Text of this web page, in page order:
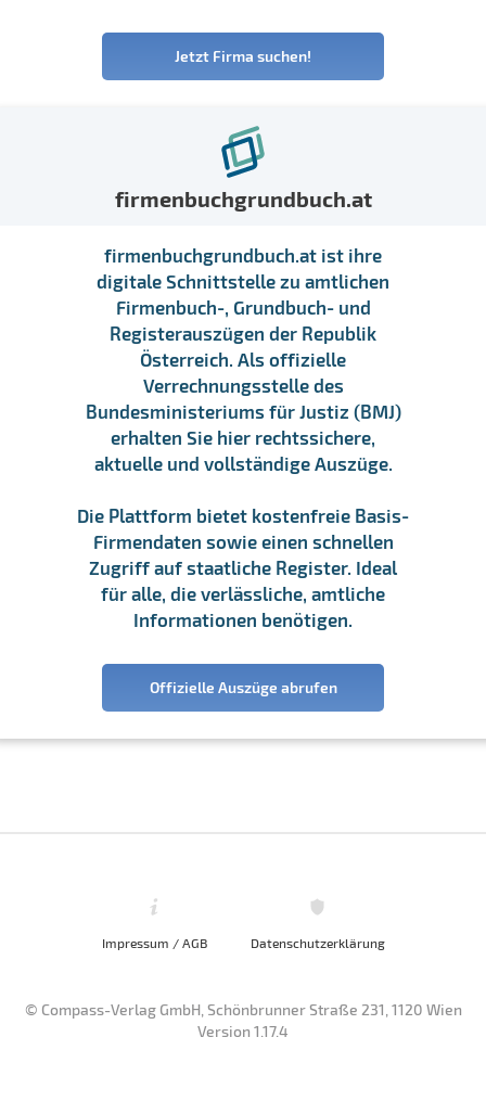
Jetzt Firma suchen!
firmenbuchgrundbuch.at
firmenbuchgrundbuch.at ist ihre
digitale Schnittstelle zu amtlichen
Firmenbuch-, Grundbuch- und
Registerauszügen der Republik
Österreich. Als offizielle
Verrechnungsstelle des
Bundesministeriums für Justiz (BMJ)
erhalten Sie hier rechtssichere,
aktuelle und vollständige Auszüge.
Die Plattform bietet kostenfreie Basis-
Firmendaten sowie einen schnellen
Zugriff auf staatliche Register. Ideal
für alle, die verlässliche, amtliche
Informationen benötigen.
Offizielle Auszüge abrufen
Impressum / AGB Datenschutzerklärung
© Compass-Verlag GmbH, Schönbrunner Straße 231, 1120 Wien
Version 1.17.4